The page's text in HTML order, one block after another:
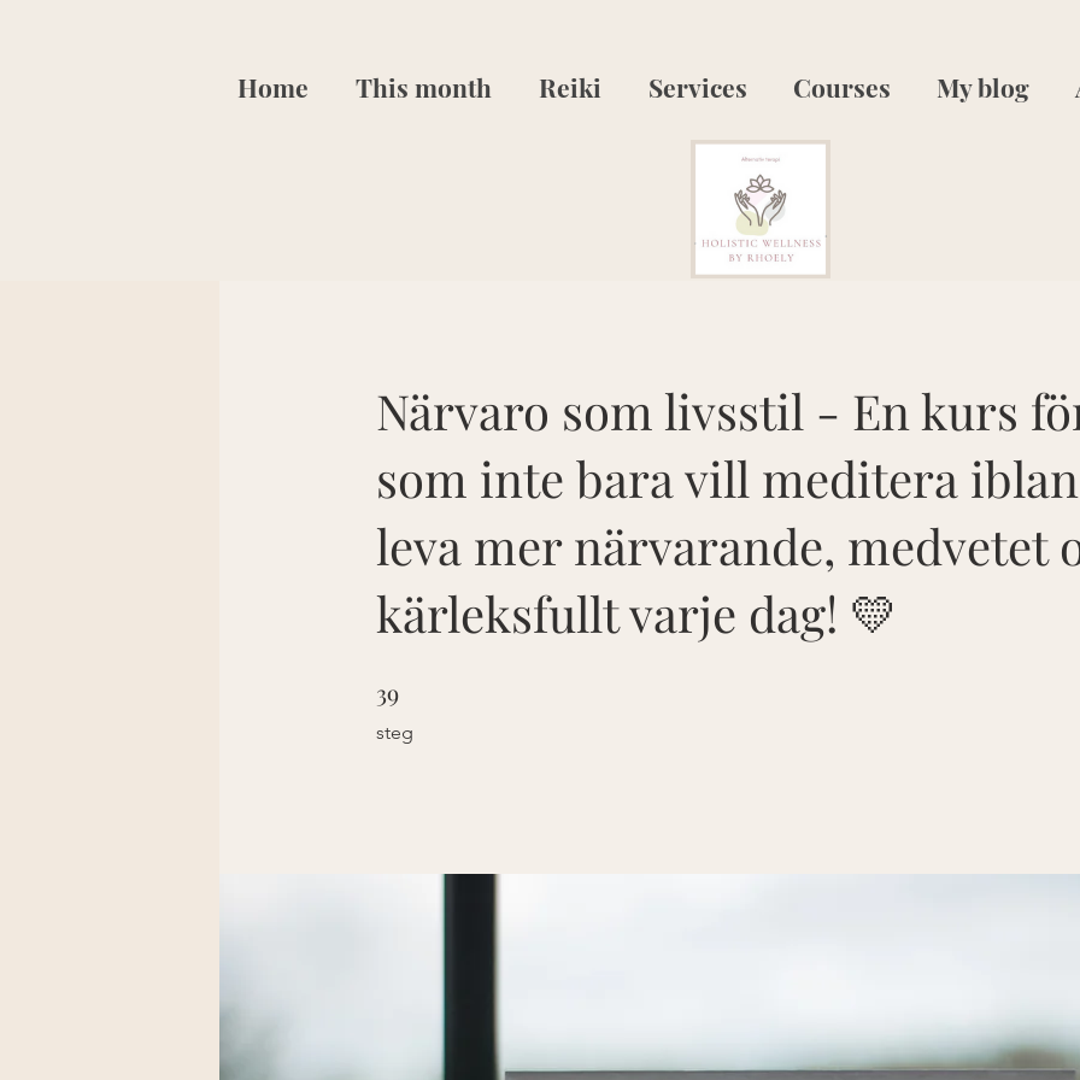
Home This month Reiki Services Courses My blog
Närvaro som livsstil - En kurs
som inte bara vill meditera
leva mer närvarande, medvetet
kärleksfullt varje dag! 💛
39
steg